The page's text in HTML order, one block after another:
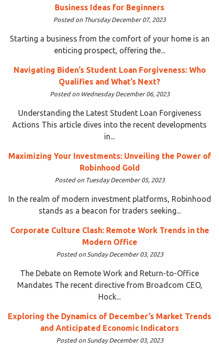
Business Ideas for Beginners
Posted on Thursday December 07, 2023
Starting a business from the comfort of your home is an
enticing prospect, offering the...
Navigating Biden’s Student Loan Forgiveness: Who
Qualifies and What’s Next?
Posted on Wednesday December 06, 2023
Understanding the Latest Student Loan Forgiveness
Actions This article dives into the recent developments
in...
Maximizing Your Investments: Unveiling the Power of
Robinhood Gold
Posted on Tuesday December 05, 2023
In the realm of modern investment platforms, Robinhood
stands as a beacon for traders seeking...
Corporate Culture Clash: Remote Work Trends in the
Modern Office
Posted on Sunday December 03, 2023
The Debate on Remote Work and Return-to-Office
Mandates The recent directive from Broadcom CEO,
Hock...
Exploring the Dynamics of December’s Market Trends
and Anticipated Economic Indicators
Posted on Sunday December 03, 2023